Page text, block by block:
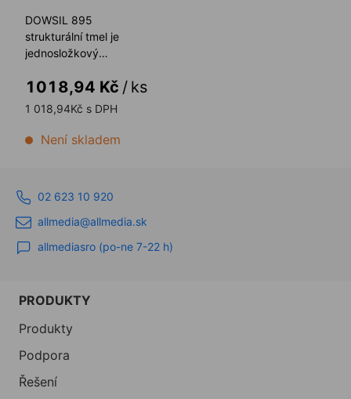
DOWSIL 895
strukturální tmel je
jednosložkový
tmel určený speciálně ...
1018,94 Kč / ks
1 018,94Kč s DPH
Není skladem
02 623 10 920
allmedia@allmedia.sk
allmediasro (po-ne 7-22 h)
PRODUKTY
Produkty
Podpora
Řešení